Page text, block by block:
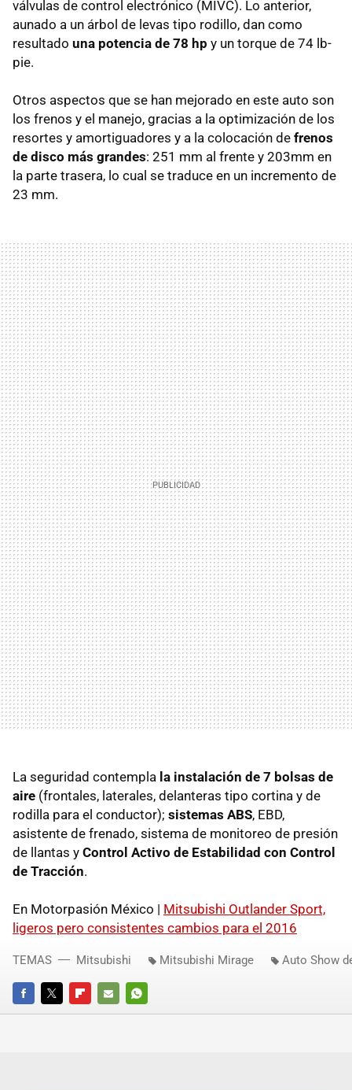
válvulas de control electrónico (MIVC). Lo anterior,
aunado a un árbol de levas tipo rodillo, dan como
resultado una potencia de 78 hp y un torque de 74 lb-
pie.
Otros aspectos que se han mejorado en este auto son
los frenos y el manejo, gracias a la optimización de los
resortes y amortiguadores y a la colocación de frenos
de disco más grandes: 251 mm al frente y 203mm en
la parte trasera, lo cual se traduce en un incremento de
23 mm.
La seguridad contempla la instalación de 7 bolsas de
aire (frontales, laterales, delanteras tipo cortina y de
rodilla para el conductor); sistemas ABS, EBD,
asistente de frenado, sistema de monitoreo de presión
de llantas y Control Activo de Estabilidad con Control
de Tracción.
En Motorpasión México | Mitsubishi Outlander Sport,
ligeros pero consistentes cambios para el 2016
FACEBOOKTWITTERFLIPBOARD
E-
WHATSAPP
TEMAS Mitsubishi Mitsubishi Mirage Auto Show